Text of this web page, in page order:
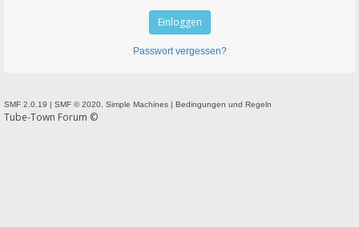
Passwort vergessen?
SMF 2.0.19 | SMF © 2020 Simple Machines | Bedingungen und Regeln
Tube-Town Forum ©